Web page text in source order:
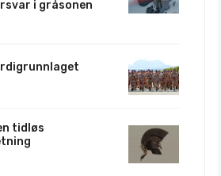
i gråsonen
tidløs